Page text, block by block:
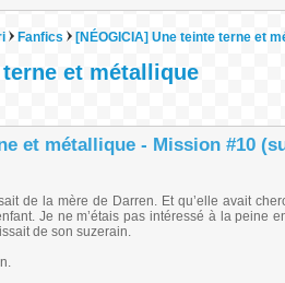
Fanfics [NÉOGICIA] Une teinte terne et
et métallique
et métallique - Mission #10
de la mère de Darren. Et qu’elle avait
Je ne m’étais pas intéressé à la peine
de son suzerain.